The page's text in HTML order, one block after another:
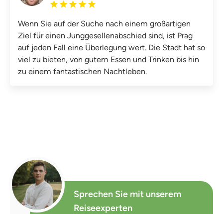
Wenn Sie auf der Suche nach einem großartigen
Ziel für einen Junggesellenabschied sind, ist Prag
auf jeden Fall eine Überlegung wert. Die Stadt hat so
viel zu bieten, von gutem Essen und Trinken bis hin
zu einem fantastischen Nachtleben.
Sprechen Sie mit unserem
Reiseexperten